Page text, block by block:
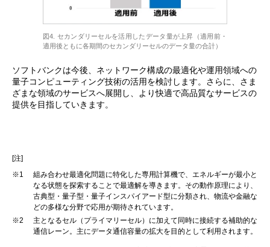
図4. セカンダリーセルを活用したデータ量が上昇（適用前・
適用後ともに各期間のセカンダリーセルのデータ量の合計）
ソフトバンクは今後、ネットワーク構成の最適化や運用領域への
量子コンピューティング技術の活用を検討します。さらに、さま
ざまな領域のサービスへ展開し、より快適で高品質なサービスの
提供を目指していきます。
[注]
※1
組み合わせ最適化問題に特化した専用計算機で、エネルギーが最小と
なる状態を探索することで最適解を導きます。その動作原理により、
古典型・量子型・量子インスパイアード型に分類され、物流や金融な
どの多様な分野で応用が期待されています。
※2
主となるセル（プライマリーセル）に加えて同時に接続する補助的な
通信レーン。主にデータ通信容量の拡大を目的として利用されます。